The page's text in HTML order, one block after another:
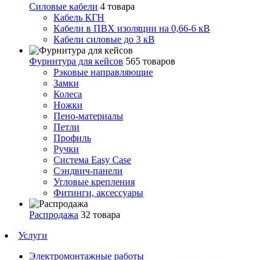
Силовые кабели 4 товара
Кабель КГН
Кабели в ПВХ изоляции на 0,66-6 кВ
Кабели силовые до 3 кВ
Фурнитура для кейсов 565 товаров
Рэковые направляющие
Замки
Колеса
Ножки
Пено-материалы
Петли
Профиль
Ручки
Система Easy Case
Сэндвич-панели
Угловые крепления
Фитинги, аксессуары
Распродажа 32 товара
Услуги
Электромонтажные работы